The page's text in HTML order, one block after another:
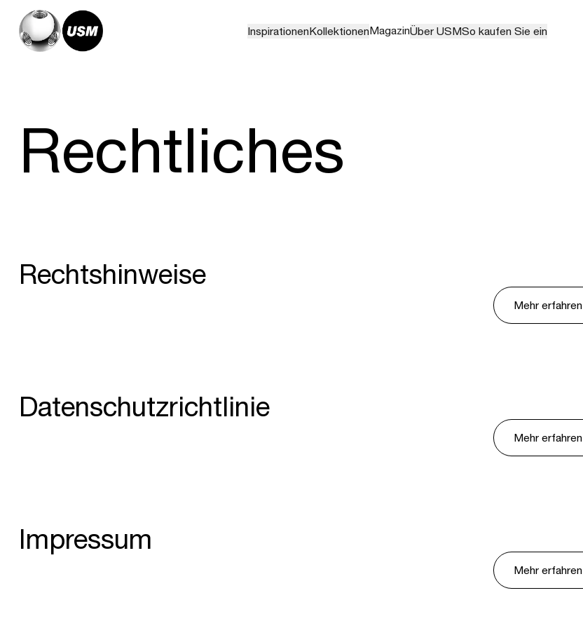
InspirationenKollektionenMagazinÜber USMSo kaufen Sie ein
Rechtliches
Rechtshinweise
Mehr erfahren
Datenschutzrichtlinie
Mehr erfahren
Impressum
Mehr erfahren